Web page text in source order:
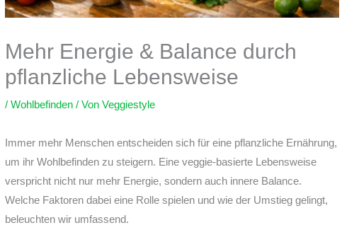
Mehr Energie & Balance durch
pflanzliche Lebensweise
/Wohlbefinden / VonVeggiestyle
Immer mehr Menschen entscheiden sich für eine pflanzliche Ernährung,
um ihr Wohlbefinden zu steigern. Eine veggie-basierte Lebensweise
verspricht nicht nur mehr Energie, sondern auch innere Balance.
Welche Faktoren dabei eine Rolle spielen und wie der Umstieg gelingt,
beleuchten wir umfassend.